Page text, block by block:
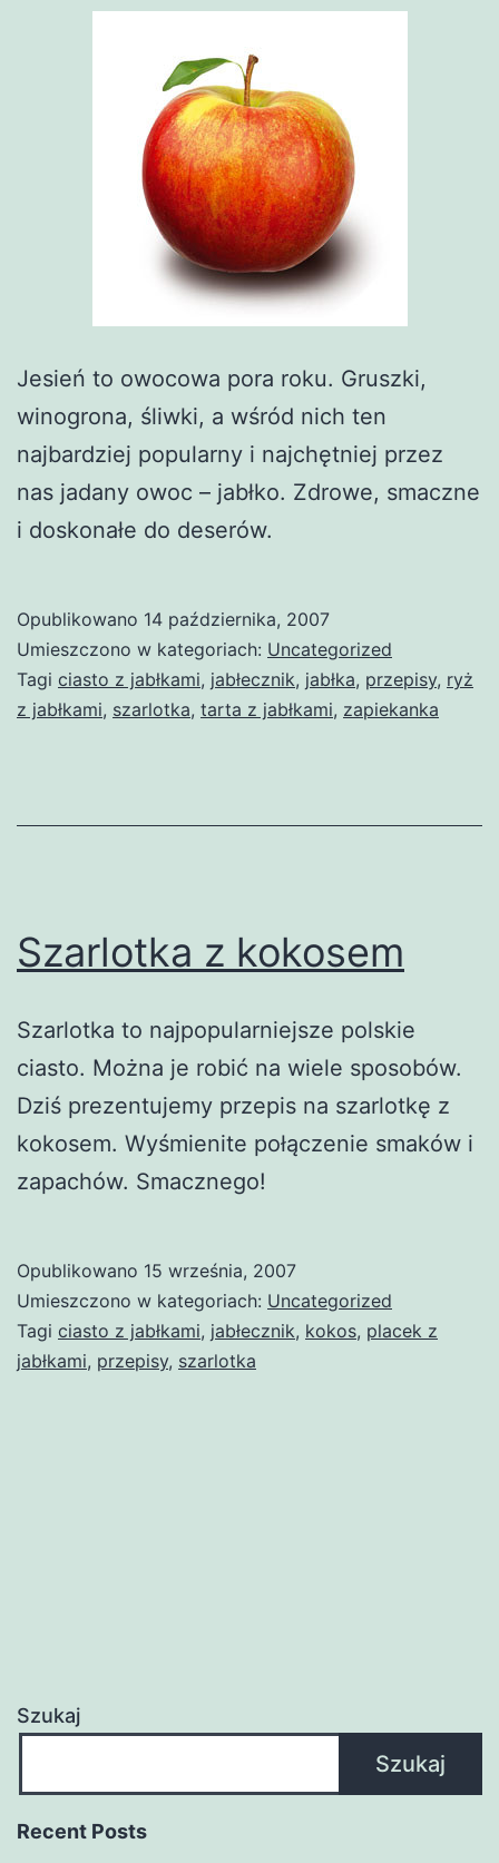
Jesień to owocowa pora roku. Gruszki,
winogrona, śliwki, a wśród nich ten
najbardziej popularny i najchętniej przez
nas jadany owoc – jabłko. Zdrowe, smaczne
i doskonałe do deserów.
Opublikowano 14 października, 2007
Umieszczono w kategoriach: Uncategorized
Tagi ciasto z jabłkami, jabłecznik, jabłka, przepisy, ryż
z jabłkami, szarlotka, tarta z jabłkami, zapiekanka
Szarlotka z kokosem
Szarlotka to najpopularniejsze polskie
ciasto. Można je robić na wiele sposobów.
Dziś prezentujemy przepis na szarlotkę z
kokosem. Wyśmienite połączenie smaków i
zapachów. Smacznego!
Opublikowano 15 września, 2007
Umieszczono w kategoriach: Uncategorized
Tagi ciasto z jabłkami, jabłecznik, kokos, placek z
jabłkami, przepisy, szarlotka
Szukaj
Szukaj
Recent Posts